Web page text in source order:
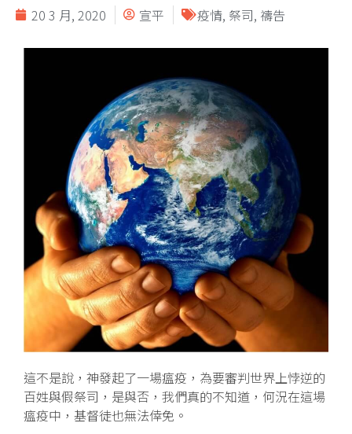
20 3 月, 2020 宣平 疫情, 祭司, 禱告
這不是說，神發起了一場瘟疫，為要審判世界上悖逆的
百姓與假祭司，是與否，我們真的不知道，何況在這場
瘟疫中，基督徒也無法倖免。